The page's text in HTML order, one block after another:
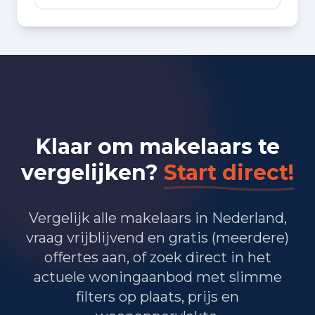
Bedrijvigheid in Heemstede
(2025)
Zakelijke dienstverlening 1.745
Overheid, onderwijs en zorg 945
Landbouw, bosbouw en visserij 10
Vervoer, informatie en communicatie
Financiele diensten en onroerendgoed 325
Cultuur, recreatie en overige diensten
Klaar om makelaars te
vergelijken? Start direct!
Vergelijk alle makelaars in Nederland,
vraag vrijblijvend en gratis (meerdere)
offertes aan, of zoek direct in het
actuele woningaanbod met slimme
filters op plaats, prijs en